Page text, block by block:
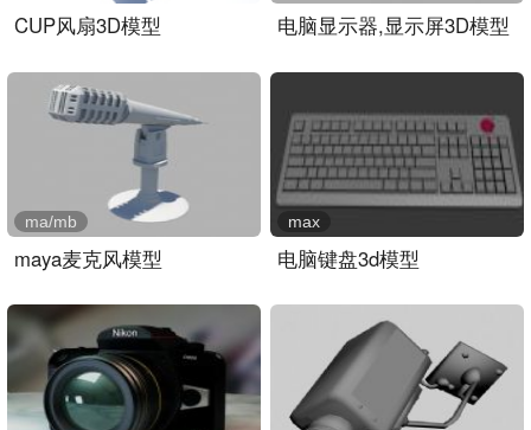
CUP风扇3D模型 电脑显示器,显示屏3D模型
maya麦克风模型
ma/mb
电脑键盘3d模型
max